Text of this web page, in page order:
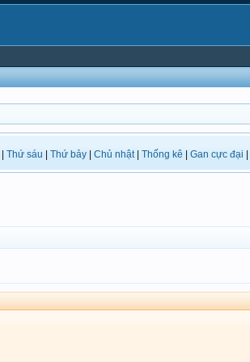
Thứ sáu Thứ bảy Chủ nhật| Thống kê Gan cực đại